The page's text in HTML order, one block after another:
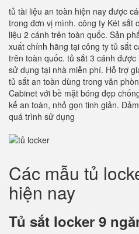
tủ tài liệu an toàn hiện nay được
trong đơn vị mình. công ty Két sắt
liệu 2 cánh trên toàn quốc. Sản
xuất chính hãng tại công ty tủ sắt
trên toàn quốc. tủ sắt 3 cánh
sử dụng tại nhà miễn phí. Hỗ trợ
tủ sắt an toàn dùng trong văn
Cabinet với bề mặt bóng đẹp
kế an toàn, nhỏ gọn tinh giản.
quá trình sử dụng
Các mẫu tủ
hiện nay
Tủ sắt locker 9